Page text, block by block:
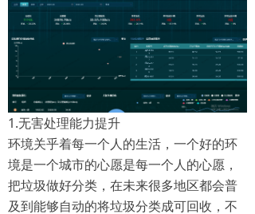
1.无害处理能力提升
环境关乎着每一个人的生活，一个好的环
境是一个城市的心愿是每一个人的心愿，
把垃圾做好分类，在未来很多地区都会普
及到能够自动的将垃圾分类成可回收，不